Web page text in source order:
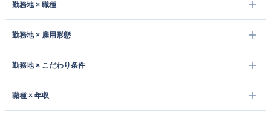
勤務地 × 職種
勤務地 × 雇用形態
勤務地 × こだわり条件
職種 × 年収